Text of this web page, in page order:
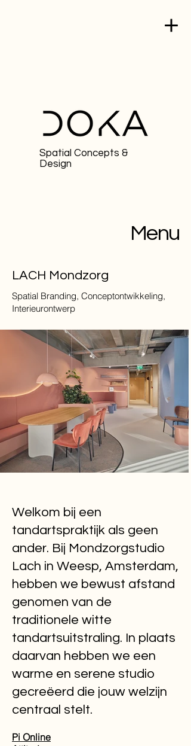
Spatial Concepts &
Design
Menu
LACH Mondzorg
Spatial Branding, Conceptontwikkeling,
Interieurontwerp
Welkom bij een
tandartspraktijk als geen
ander. Bij Mondzorgstudio
Lach in Weesp, Amsterdam,
hebben we bewust afstand
genomen van de
traditionele witte
tandartsuitstraling. In plaats
daarvan hebben we een
warme en serene studio
gecreëerd die jouw welzijn
centraal stelt.
Pi Online